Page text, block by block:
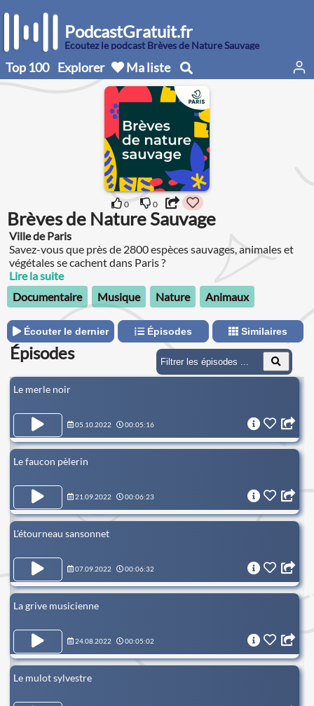
PodcastGratuit.fr
Écoutez le podcast Brèves de Nature Sauvage
Top 100 Explorer Ma liste
0 0
Brèves de Nature Sauvage
Ville de Paris
Savez-vous que près de 2800 espèces sauvages, animales et
végétales se cachent dans Paris ?
Lire la suite
Documentaire
Musique Nature Animaux
Écouter le dernier Épisodes Similaires
Épisodes
Le merle noir
05.10.2022 00:05:16
Le faucon pèlerin
21.09.2022 00:06:23
L'étourneau sansonnet
07.09.2022 00:06:32
La grive musicienne
24.08.2022 00:05:02
Le mulot sylvestre